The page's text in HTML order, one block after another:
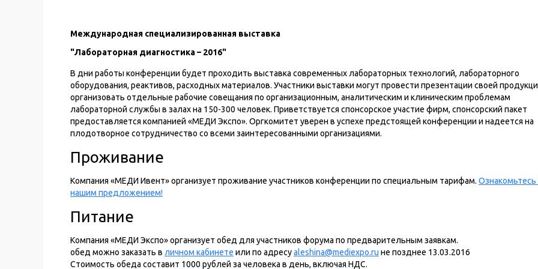
Международная специализированная выставка
"Лабораторная диагностика – 2016"
В дни работы конференции будет проходить выставка современных лабораторных технологий, лабораторного
оборудования, реактивов, расходных материалов. Участники выставки могут провести презентации своей
организовать отдельные рабочие совещания по организационным, аналитическим и клиническим проблемам
лабораторной службы в залах на 150-300 человек. Приветствуется спонсорское участие фирм, спонсорский пакет
предоставляется компанией «МЕДИ Экспо». Оргкомитет уверен в успехе предстоящей конференции и надеется на
плодотворное сотрудничество со всеми заинтересованными организациями.
Проживание
Компания «МЕДИ Ивент» организует проживание участников конференции по специальным тарифам. Ознакомьтесь
нашим предложением!
Питание
Компания «МЕДИ Экспо» организует обед для участников форума по предварительным заявкам.
обед можно заказать в личном кабинете или по адресуaleshina@mediexpo.ru не позднее 13.03.2016
Стоимость обеда составит 1000 рублей за человека в день, включая НДС.